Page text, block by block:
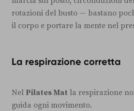
rotazioni del busto — bastano
il corpo e portare la mente nel
La respirazione corretta
Nel Pilates Mat la respirazione
guida ogni movimento.